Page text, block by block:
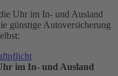
Uhr im In- und Ausland
günstige Autoversicherung
im In- und Ausland